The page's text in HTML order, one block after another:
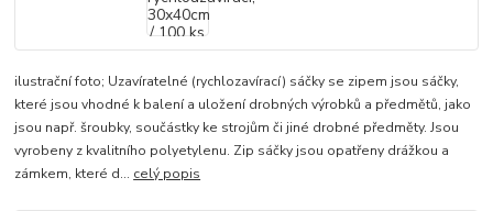
ilustrační foto; Uzavíratelné (rychlozavírací) sáčky se zipem jsou sáčky,
které jsou vhodné k balení a uložení drobných výrobků a předmětů, jako
jsou např. šroubky, součástky ke strojům či jiné drobné předměty. Jsou
vyrobeny z kvalitního polyetylenu. Zip sáčky jsou opatřeny drážkou a
zámkem, které d... celý popis